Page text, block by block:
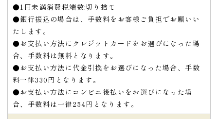
●1円未満消費税端数:切り捨て
●銀行振込の場合は、手数料をお客様ご負担でお願いい
たします。
●お支払い方法にクレジットカードをお選びになった場
合、手数料は無料となります。
●お支払い方法に代金引換をお選びになった場合、手数
料一律330円となります。
●お支払い方法にコンビニ後払いをお選びになった場
合、手数料は一律254円となります。